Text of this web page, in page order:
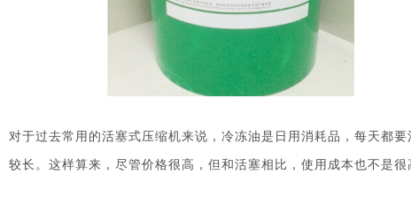
对于过去常用的活塞式压缩机来说，冷冻油是日用消耗品，每天都
较长。这样算来，尽管价格很高，但和活塞相比，使用成本也不是很